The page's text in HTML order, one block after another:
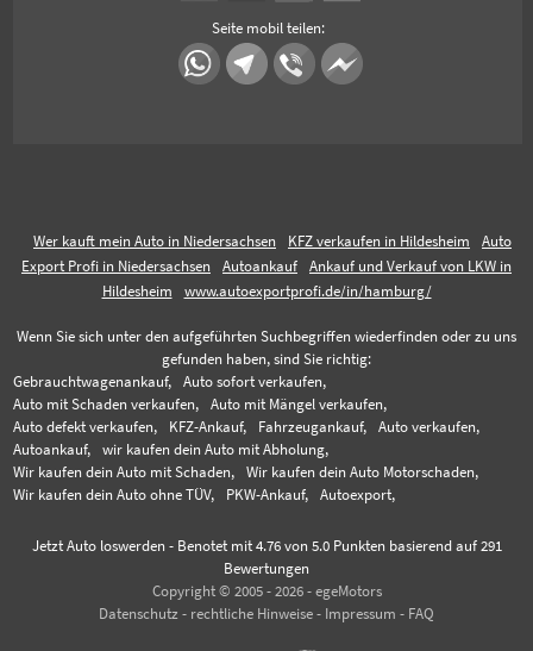
Seite mobil teilen:
Wer kauft mein Auto in Niedersachsen KFZ verkaufen in Hildesheim
Auto
Export Profi in Niedersachsen
Autoankauf
Ankauf und Verkauf von LKW in
Hildesheim
www.autoexportprofi.de/in/hamburg/
Wenn Sie sich unter den aufgeführten Suchbegriffen wiederfinden oder zu uns
gefunden haben, sind Sie richtig:
Gebrauchtwagenankauf,
Auto sofort verkaufen,
Auto mit Schaden verkaufen,
Auto mit Mängel verkaufen,
Auto defekt verkaufen,
KFZ-Ankauf, Fahrzeugankauf,
Auto verkaufen,
Autoankauf,
wir kaufen dein Auto mit Abholung,
Wir kaufen dein Auto mit Schaden,
Wir kaufen dein Auto Motorschaden,
Wir kaufen dein Auto ohne TÜV,
PKW-Ankauf, Autoexport,
Jetzt Auto loswerden- Benotet mit 4.76von 5.0 Punkten basierend auf 291
Bewertungen
Copyright © 2005 - 2026 - egeMotors
Datenschutz - rechtliche Hinweise - Impressum - FAQ